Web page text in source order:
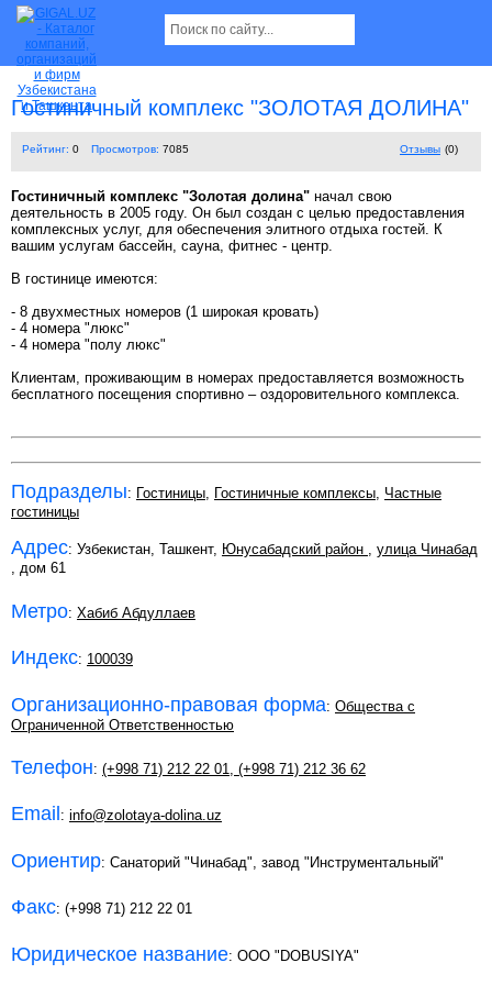
Гостиничный комплекс "ЗОЛОТАЯ ДОЛИНА"
Рейтинг: 0 Просмотров: 7085 Отзывы (0)
Гостиничный комплекс "Золотая долина" начал свою
деятельность в 2005 году. Он был создан с целью предоставления
комплексных услуг, для обеспечения элитного отдыха гостей. К
вашим услугам бассейн, сауна, фитнес - центр.
В гостинице имеются:
- 8 двухместных номеров (1 широкая кровать)
- 4 номера "люкс"
- 4 номера "полу люкс"
Клиентам, проживающим в номерах предоставляется возможность
бесплатного посещения спортивно – оздоровительного комплекса.
Подразделы: Гостиницы, Гостиничные комплексы, Частные
гостиницы
Адрес: Узбекистан, Ташкент, Юнусабадский район , улица Чинабад
, дом 61
Метро: Хабиб Абдуллаев
Индекс: 100039
Организационно-правовая форма: Общества с
Ограниченной Ответственностью
Телефон: (+998 71) 212 22 01, (+998 71) 212 36 62
Email : info@zolotaya-dolina.uz
Ориентир: Санаторий "Чинабад", завод "Инструментальный"
Факс: (+998 71) 212 22 01
Юридическое название: ООО "DOBUSIYA"